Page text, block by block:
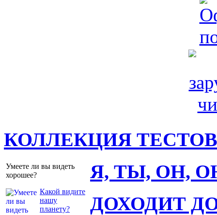
КОЛЛЕКЦИЯ ТЕСТОВ
Умеете ли вы видеть
хорошее?
Какой видите
нашу
планету?
Я, ТЫ, ОН,
ДОХОДИТ